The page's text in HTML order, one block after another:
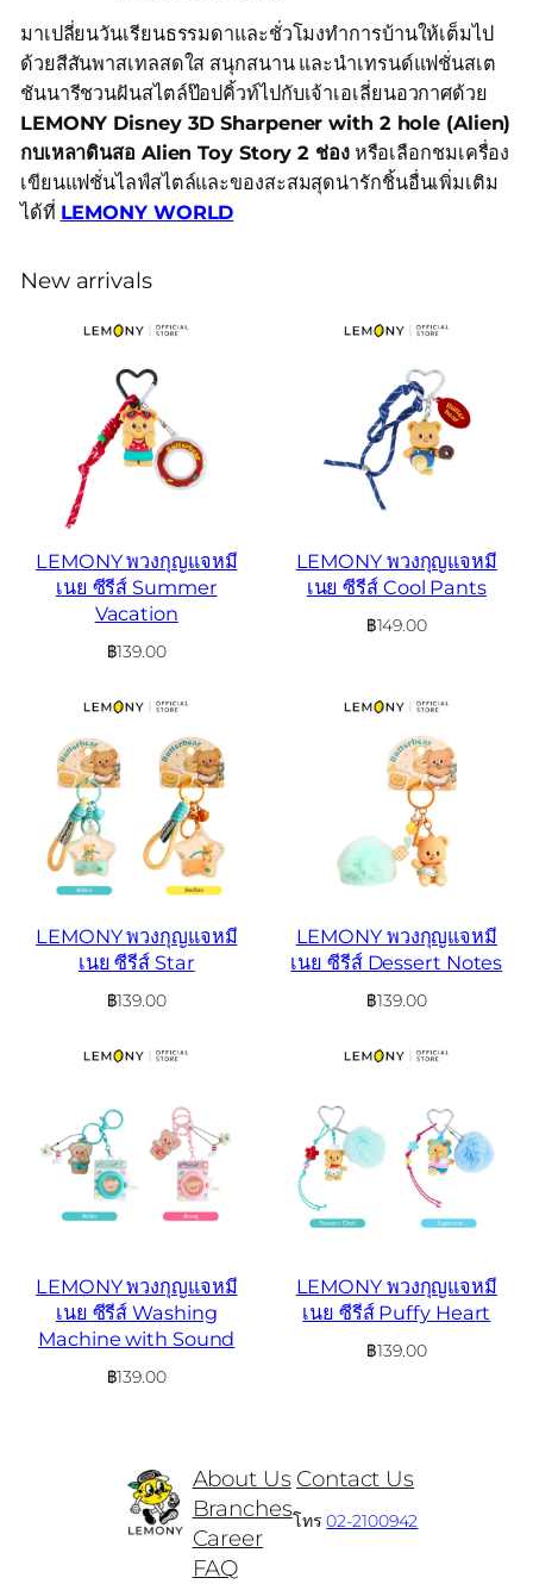
มาเปลี่ยนวันเรียนธรรมดาและชั่วโมงทำการบ้านให้เต็มไป
ด้วยสีสันพาสเทลสดใส สนุกสนาน และนำเทรนด์แฟชั่นสเต
ชันนารีชวนฝันสไตล์ป๊อปคิ้วท์ไปกับเจ้าเอเลี่ยนอวกาศด้วย
LEMONY Disney 3D Sharpener with 2 hole (Alien)
กบเหลาดินสอ Alien Toy Story 2 ช่องหรือเลือกชมเครื่อง
เขียนแฟชั่นไลฟ์สไตล์และของสะสมสุดน่ารักชิ้นอื่นเพิ่มเติม
ได้ที่ LEMONY WORLD
New arrivals
LEMONY พวงกุญแจหมี
เนย ซีรีส์ Summer
Vacation
฿139.00
LEMONY พวงกุญแจหมี
เนย ซีรีส์ Cool Pants
฿149.00
LEMONY พวงกุญแจหมี
เนย ซีรีส์ Star
฿139.00
LEMONY พวงกุญแจหมี
เนย ซีรีส์ Dessert Notes
฿139.00
LEMONY พวงกุญแจหมี
เนย ซีรีส์ Washing
Machine with Sound
฿139.00
LEMONY พวงกุญแจหมี
เนย ซีรีส์ Puffy Heart
฿139.00
About Us
Branches
Career
FAQ
Contact Us
โทร02-2100942